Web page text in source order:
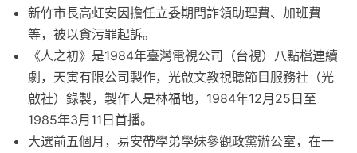
新竹市長高虹安因擔任立委期間詐領助理費、加班費
等，被以貪污罪起訴。
《人之初》是1984年臺灣電視公司（台視）八點檔連續
劇，天寅有限公司製作，光啟文教視聽節目服務社（光
啟社）錄製，製作人是林福地，1984年12月25日至
1985年3月11日首播。
大選前五個月，易安帶學弟學妹參觀政黨辦公室，在一